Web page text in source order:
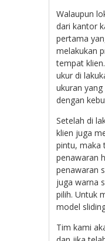
Walaupun
dari kantor
pertama
melakukan
tempat
ukur di
ukuran
dengan
Setelah di
klien juga
pintu, maka
penawaran
penawaran
juga warna
pilih. Untuk
model
Tim kami